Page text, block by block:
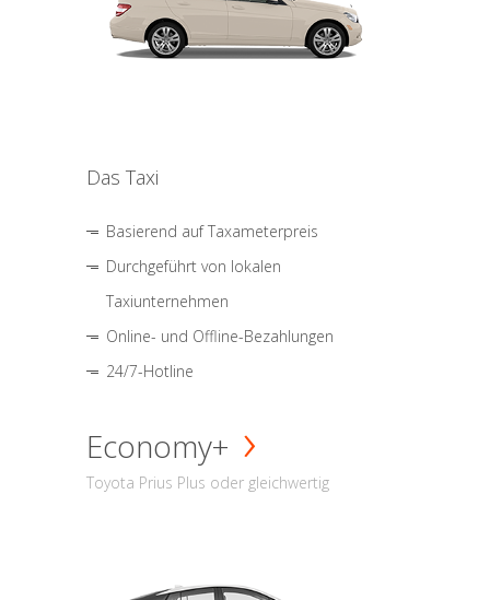
Das Taxi
Basierend auf Taxameterpreis
Durchgeführt von lokalen
Taxiunternehmen
Online- und Offline-Bezahlungen
24/7-Hotline
Economy+
Toyota Prius Plus oder gleichwertig